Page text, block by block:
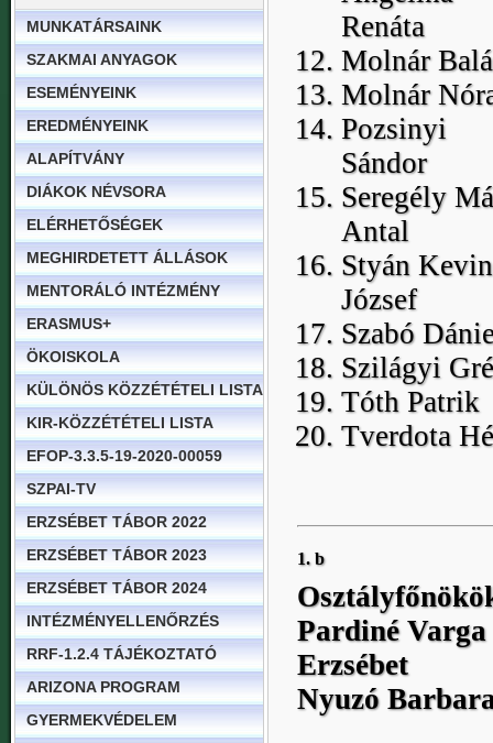
MUNKATÁRSAINK
SZAKMAI ANYAGOK
ESEMÉNYEINK
EREDMÉNYEINK
ALAPÍTVÁNY
DIÁKOK NÉVSORA
ELÉRHETŐSÉGEK
MEGHIRDETETT ÁLLÁSOK
MENTORÁLÓ INTÉZMÉNY
ERASMUS+
ÖKOISKOLA
KÜLÖNÖS KÖZZÉTÉTELI LISTA
KIR-KÖZZÉTÉTELI LISTA
EFOP-3.3.5-19-2020-00059
SZPAI-TV
ERZSÉBET TÁBOR 2022
ERZSÉBET TÁBOR 2023
ERZSÉBET TÁBOR 2024
INTÉZMÉNYELLENŐRZÉS
RRF-1.2.4 TÁJÉKOZTATÓ
ARIZONA PROGRAM
GYERMEKVÉDELEM
Renáta
Molnár
Molnár
Pozsinyi
Sándor
Seregély
Antal
Styán Kevin
József
Szabó
Szilágyi
Tóth Patrik
Tverdota
1. b
Pardiné Varga
Erzsébet
Nyuzó